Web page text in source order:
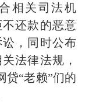
相关司法机
还款的恶意
，同时公布
法律法规，
贷“老赖”们的